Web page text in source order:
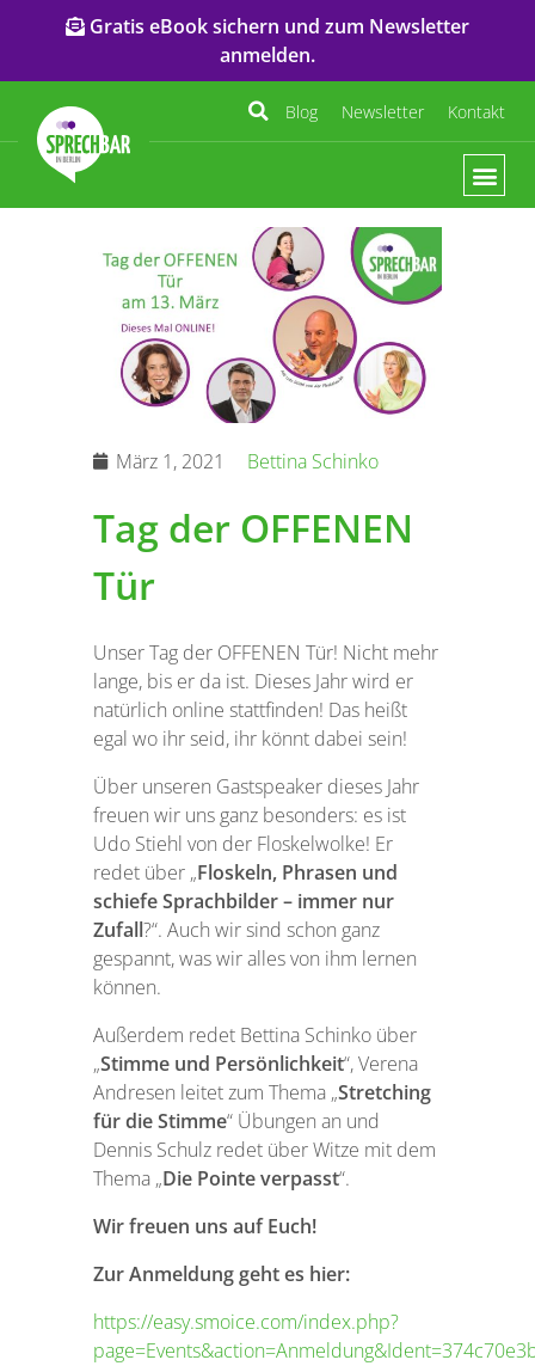
Gratis eBook sichern und zum Newsletter
anmelden.
Blog Newsletter Kontakt
März 1, 2021 Bettina Schinko
Tag der OFFENEN
Tür
Unser Tag der OFFENEN Tür! Nicht mehr
lange, bis er da ist. Dieses Jahr wird er
natürlich online stattfinden! Das heißt
egal wo ihr seid, ihr könnt dabei sein!
Über unseren Gastspeaker dieses Jahr
freuen wir uns ganz besonders: es ist
Udo Stiehl von der Floskelwolke! Er
redet über „Floskeln, Phrasen und
schiefe Sprachbilder – immer nur
Zufall?“. Auch wir sind schon ganz
gespannt, was wir alles von ihm lernen
können.
Außerdem redet Bettina Schinko über
„Stimme und Persönlichkeit“, Verena
Andresen leitet zum Thema „Stretching
für die Stimme“ Übungen an und
Dennis Schulz redet über Witze mit dem
Thema „Die Pointe verpasst“.
Wir freuen uns auf Euch!
Zur Anmeldung geht es hier:
https://easy.smoice.com/index.php?